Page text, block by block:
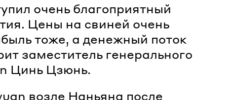
очень благоприятный
Цены на свиней очень
тоже, а денежный поток
заместитель генерального
Цинь Цзюнь.
возле Наньяна после